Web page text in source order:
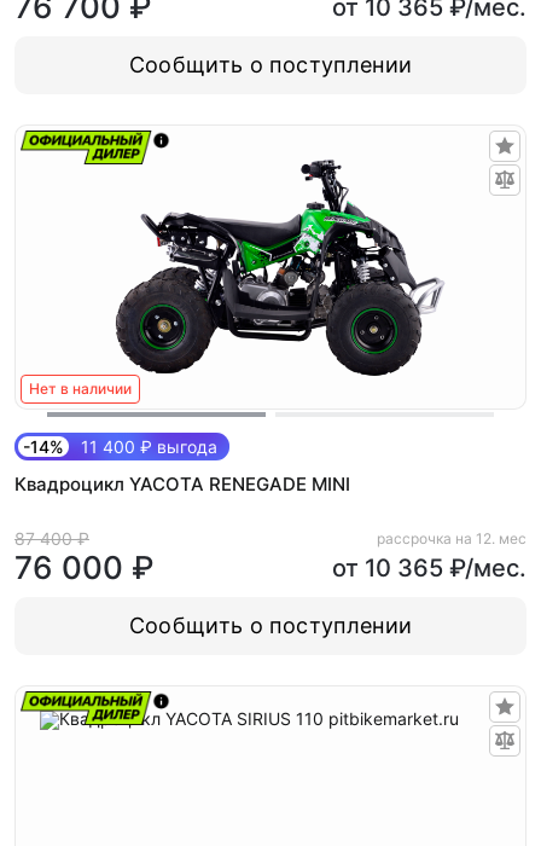
от 10 365 ₽/мес.
Сообщить о поступлении
Нет в наличии
-14% 11 400 ₽ выгода
Квадроцикл YACOTA RENEGADE MINI
87 400 ₽
76 000 ₽
рассрочка на 12. мес
от 10 365 ₽/мес.
Сообщить о поступлении